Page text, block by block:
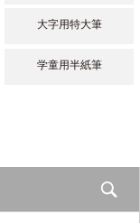
大字用特大筆
学童用半紙筆